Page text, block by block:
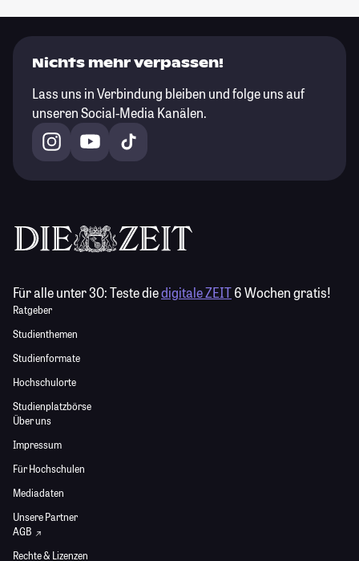
Nichts mehr verpassen!
Lass uns in Verbindung bleiben und folge uns auf
unseren Social-Media Kanälen.
Für alle unter 30:Teste diedigitale ZEIT6 Wochen gratis!
Ratgeber
Studienthemen
Studienformate
Hochschulorte
Studienplatzbörse
Über uns
Impressum
Für Hochschulen
Mediadaten
Unsere Partner
AGB
Rechte & Lizenzen